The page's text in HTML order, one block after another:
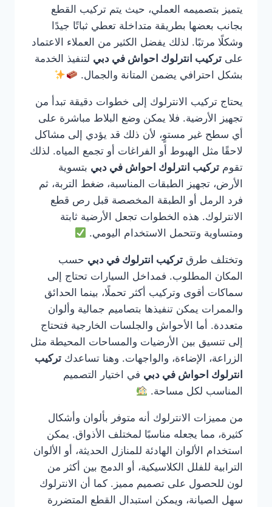
يتميز بتصميمه العملي، حيث يتم تركيب القطع
بجانب بعضها بطريقة متداخلة تعطي ثباتًا جيدًا
وشكلًا مرتبًا. لذلك يفضل الكثير من العملاء الاعتماد
على تركيب انترلوك احواش في دبي لتنفيذ الخدمة
بشكل احترافي يضمن المتانة والجمال.
يحتاج تركيب الانترلوك إلى خطوات دقيقة تبدأ من
تجهيز الأرضية. فلا يمكن وضع البلاط مباشرة على
أي سطح غير مستوٍ، لأن ذلك قد يؤدي إلى مشاكل
لاحقًا مثل الهبوط أو الفراغات أو تجمع المياه. لذلك
تقوم تركيب انترلوك احواش في دبي بتسوية
الأرض، تجهيز الطبقات المناسبة، ضغط التربة، ثم
فرد الرمل أو الطبقة المخصصة قبل رص قطع
الانترلوك. هذه الخطوات تجعل الأرضية ثابتة
ومتساوية وتتحمل الاستخدام اليومي.
وتختلف طرق تركيب انترلوك في دبي حسب
المكان المطلوب. فمداخل السيارات تحتاج إلى
سماكات أقوى وتركيب أكثر تحملًا، بينما الحدائق
والممرات يمكن تنفيذها بتصاميم جمالية وألوان
متعددة. أما الأحواش والجلسات الخارجية فتحتاج
إلى تنسيق بين الأرضيات والمساحات المحيطة مثل
الزراعة، الإضاءة، والواجهات. وهنا تساعدك تركيب
انترلوك احواش في دبي في اختيار التصميم
المناسب لكل مساحة.
من مميزات الانترلوك أنه متوفر بألوان وأشكال
كثيرة، مما يجعله مناسبًا لمختلف الأذواق. يمكن
استخدام الألوان الهادئة للمنازل الحديثة، أو الألوان
الترابية للفلل الكلاسيكية، أو الدمج بين أكثر من
لون للحصول على تصميم مميز. كما أن الانترلوك
سهل الصيانة، ويمكن استبدال القطع المتضررة